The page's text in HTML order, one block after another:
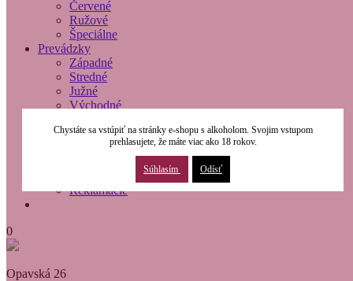
Červené
Ružové
Špeciálne
Prevádzky
Západné
Stredné
Južné
Východné
Modernizácia
Reklamácie
0
Opavská 26
Chystáte sa vstúpiť na stránky e-shopu s alkoholom. Svojim vstupom
prehlasujete, že máte viac ako 18 rokov.
Súhlasím Odísť